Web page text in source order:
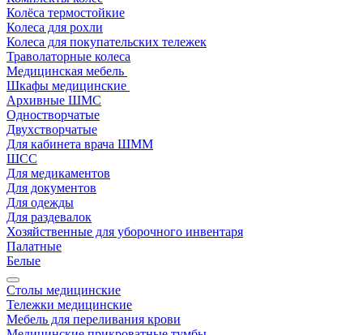
Колёса термостойкие
Колеса для рохли
Колеса для покупательских тележек
Траволаторные колеса
Медицинская мебель
Шкафы медицинские
Архивные ШМС
Одностворчатые
Двухстворчатые
Для кабинета врача ШММ
ШСС
Для медикаментов
Для документов
Для одежды
Для раздевалок
Хозяйственные для уборочного инвентаря
Палатные
Белые
Столы медицинские
Тележки медицинские
Мебель для переливания крови